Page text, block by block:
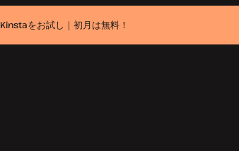
Kinstaをお試し｜初月は無料！